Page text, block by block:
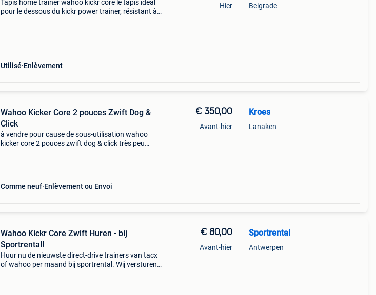
Tapis home trainer wahoo kickr core le tapis idéal
pour le dessous du kickr power trainer, résistant à
Utilisé Enlèvement
Hier Belgrade
Wahoo Kicker Core 2 pouces Zwift Dog &
Click
à vendre pour cause de sous-utilisation wahoo
kicker core 2 pouces zwift dog & click très peu
Comme neuf Enlèvement ou Envoi
€ 350,00
Avant-hier
Kroes
Lanaken
Wahoo Kickr Core Zwift Huren - bij
Sportrental!
Huur nu de nieuwste direct-drive trainers van tacx
of wahoo per maand bij sportrental. Wij versturen
€ 80,00
Avant-hier
Sportrental
Antwerpen